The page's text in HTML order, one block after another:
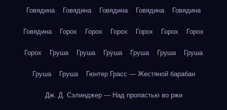
Говядина Говядина Говядина Говядина Говядина
Говядина Горох Горох Горох Горох Горох Горох
Горох Груша Груша Груша Груша Груша Груша
Груша Груша Гюнтер Грасс — Жестяной барабан
Дж. Д. Сэлинджер — Над пропастью во ржи